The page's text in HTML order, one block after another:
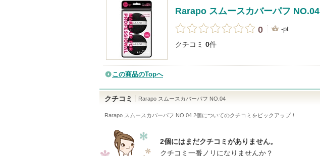
Rarapo スムースカバーパフ NO.04
0
-pt
クチコミ 0件
この商品のTopへ
クチコミ Rarapo スムースカバーパフ NO.04
Rarapo スムースカバーパフ NO.04 2個についてのクチコミをピックアップ！
2個にはまだクチコミがありません。
クチコミ一番ノリになりませんか？